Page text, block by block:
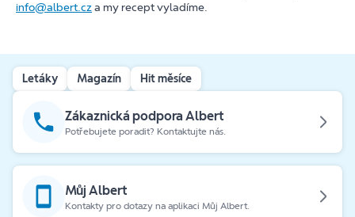
info@albert.cza my recept vyladíme.
Letáky Magazín Hit měsíce
Zákaznická podpora Albert
Potřebujete poradit? Kontaktujte nás.
Můj Albert
Kontakty pro dotazy na aplikaci Můj Albert.